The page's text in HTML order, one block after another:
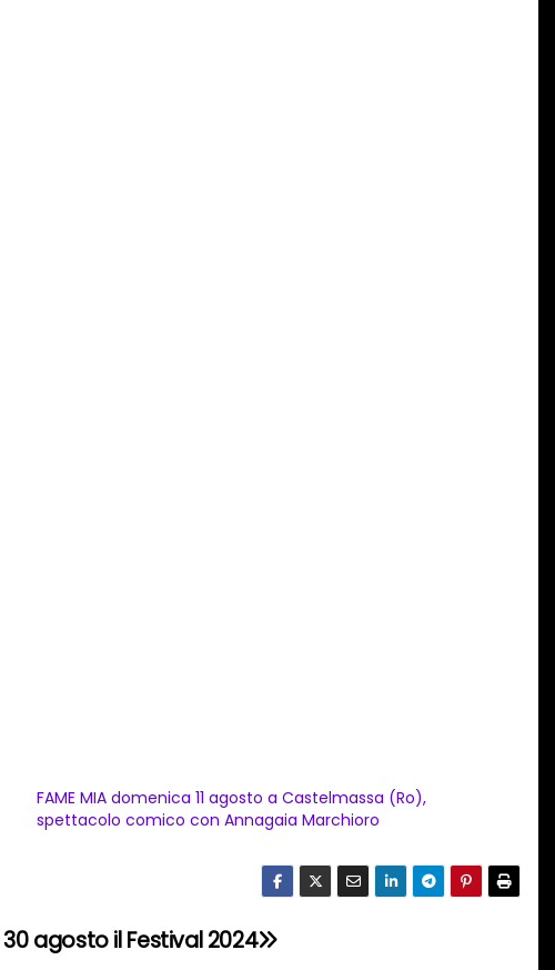
FAME MIA domenica 11 agosto a Castelmassa (Ro),
spettacolo comico con Annagaia Marchioro
agosto il Festival 2024